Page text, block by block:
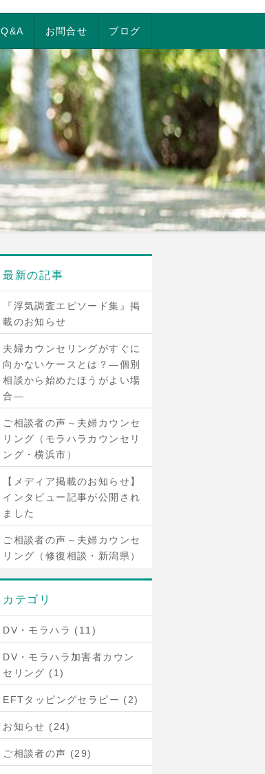
Q&A お問合せ ブログ
最新の記事
『浮気調査エピソード集』掲
載のお知らせ
夫婦カウンセリングがすぐに
向かないケースとは？―個別
相談から始めたほうがよい場
合―
ご相談者の声～夫婦カウンセ
リング（モラハラカウンセリ
ング・横浜市）
【メディア掲載のお知らせ】
インタビュー記事が公開され
ました
ご相談者の声～夫婦カウンセ
リング（修復相談・新潟県）
カテゴリ
DV・モラハラ (11)
DV・モラハラ加害者カウン
セリング (1)
EFTタッピングセラピー (2)
お知らせ (24)
ご相談者の声 (29)